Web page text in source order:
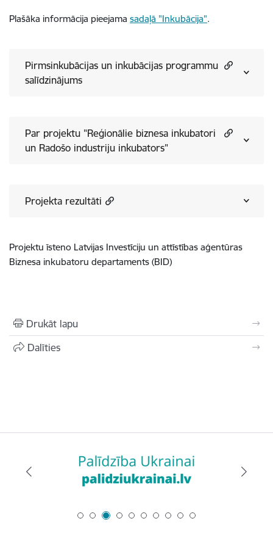
Plašāka informācija pieejama sadaļā "Inkubācija".
Pirmsinkubācijas un inkubācijas programmu
salīdzinājums
Par projektu "Reģionālie biznesa inkubatori
un Radošo industriju inkubators"
Projekta rezultāti
Projektu īsteno Latvijas Investīciju un attīstības aģentūras
Biznesa inkubatoru departaments (BID)
Drukāt lapu
Dalīties